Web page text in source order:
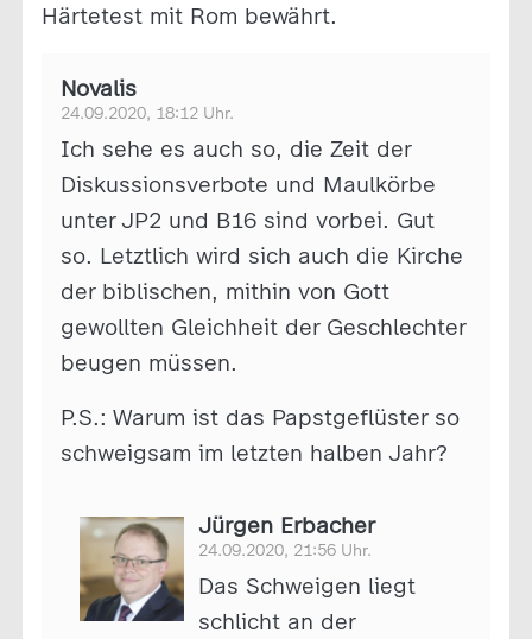
Härtetest mit Rom bewährt.
Novalis
24.09.2020, 18:12 Uhr.
Ich sehe es auch so, die Zeit der
Diskussionsverbote und Maulkörbe
unter JP2 und B16 sind vorbei. Gut
so. Letztlich wird sich auch die Kirche
der biblischen, mithin von Gott
gewollten Gleichheit der Geschlechter
beugen müssen.
P.S.: Warum ist das Papstgeflüster so
schweigsam im letzten halben Jahr?
Jürgen Erbacher
24.09.2020, 21:56 Uhr.
Das Schweigen liegt
schlicht an der